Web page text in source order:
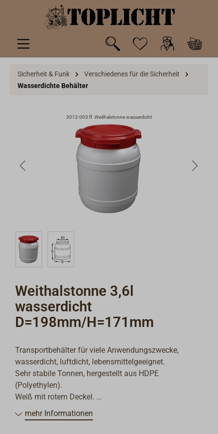
springen
Sicherheit & Funk
Verschiedenes für die Sicherheit
Wasserdichte Behälter
3012-003 ff. Weithalstonne wasserdicht
Weithalstonne 3,6l
wasserdicht
D=198mm/H=171mm
Transportbehälter für viele Anwendungszwecke,
wasserdicht, luftdicht, lebensmittelgeeignet.
Sehr stabile Tonnen, hergestellt aus HDPE
(Polyethylen).
Weiß mit rotem Deckel.
Der griffige Deckel mit Gummidichtung ermöglicht ein
mehr Informationen